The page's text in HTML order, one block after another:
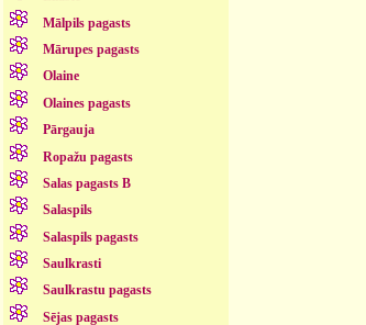
Mālpils pagasts
Mārupes pagasts
Olaine
Olaines pagasts
Pārgauja
Ropažu pagasts
Salas pagasts B
Salaspils
Salaspils pagasts
Saulkrasti
Saulkrastu pagasts
Sējas pagasts